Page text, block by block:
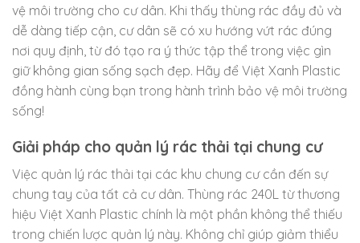
vệ môi trường cho cư dân. Khi thấy thùng rác đầy đủ và
dễ dàng tiếp cận, cư dân sẽ có xu hướng vứt rác đúng
nơi quy định, từ đó tạo ra ý thức tập thể trong việc gìn
giữ không gian sống sạch đẹp. Hãy để Việt Xanh Plastic
đồng hành cùng bạn trong hành trình bảo vệ môi trường
sống!
Giải pháp cho quản lý rác thải tại chung cư
Việc quản lý rác thải tại các khu chung cư cần đến sự
chung tay của tất cả cư dân. Thùng rác 240L từ thương
hiệu Việt Xanh Plastic chính là một phần không thể thiếu
trong chiến lược quản lý này. Không chỉ giúp giảm thiểu